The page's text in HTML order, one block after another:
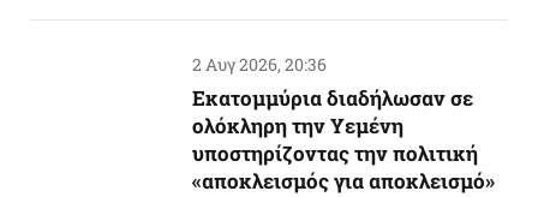
2 Αυγ 2026, 20:36
Εκατομμύρια διαδήλωσαν σε
ολόκληρη την Υεμένη
υποστηρίζοντας την πολιτική
«αποκλεισμός για αποκλεισμό»